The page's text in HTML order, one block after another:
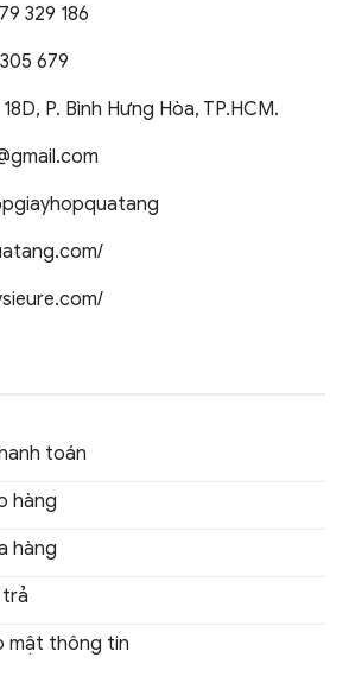
329 186
679
P. Bình Hưng Hòa, TP.HCM.
toán
hàng
hàng
trả
mật thông tin